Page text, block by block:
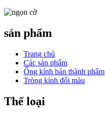
sản phẩm
Trang chủ
Các sản phẩm
Ống kính bán thành phẩm
Tròng kính đổi màu
Thể loại